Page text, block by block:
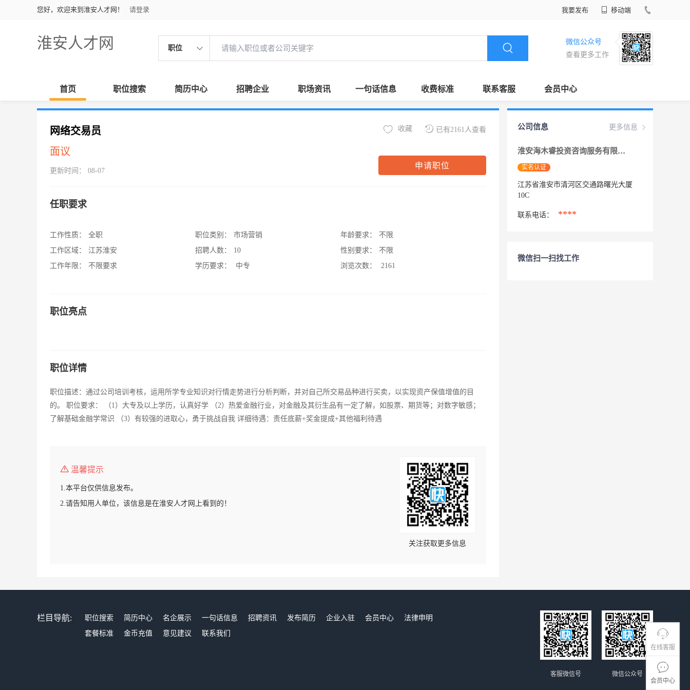
您好，欢迎来到淮安人才网！ 请登录 我要发布 移动端
淮安人才网 职位
微信公众号
查看更多工作
首页 职位搜索 简历中心 招聘企业 职场资讯 一句话信息 收费标准 联系客服 会员中心
在线客服
会员中心
网络交易员
面议
更新时间： 08-07
已有2161人查看
收藏
申请职位
任职要求
工作性质：
全职
工作区域：
江苏淮安
工作年限：
不限要求
职位类别：
市场营销
招聘人数：
10
学历要求：
中专
年龄要求：
不限
性别要求：
不限
浏览次数：
2161
职位亮点
职位详情
职位描述：通过公司培训考核，运用所学专业知识对行情走势进行分析判断，并对自己所交易品种进行买卖，以实现资产保值增值的目
的。 职位要求： （1）大专及以上学历，认真好学 （2）热爱金融行业，对金融及其衍生品有一定了解，如股票、期货等；对数字敏感；
了解基础金融学常识 （3）有较强的进取心，勇于挑战自我 详细待遇：责任底薪+奖金提成+其他福利待遇
温馨提示
1.本平台仅供信息发布。
2.请告知用人单位，该信息是在淮安人才网上看到的！
关注获取更多信息
更多信息
公司信息
淮安海木睿投资咨询服务有限公司
实名认证
江苏省淮安市清河区交通路曙光大厦
10C
联系电话： ****
微信扫一扫找工作
栏目导航: 职位搜索 简历中心 名企展示 一句话信息 招聘资讯 发布简历 企业入驻 会员中心
法律申明
套餐标准
金币充值 意见建议 联系我们
微信公众号
客服微信号